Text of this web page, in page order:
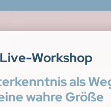
Live-Workshop
als
wahre Größe